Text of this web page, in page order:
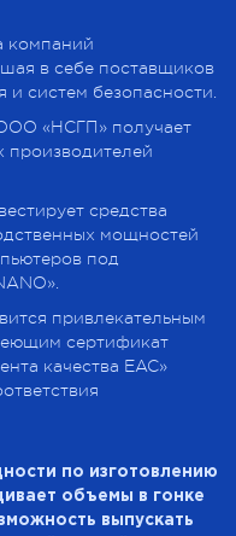
компаний
в себе поставщиков
и систем безопасности.
«НСГП» получает
производителей
средства
мощностей
под
привлекательным
сертификат
качества EAC»
по изготовлению
объемы в гонке
выпускать